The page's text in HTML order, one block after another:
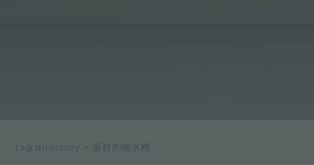
tag directory > 最好的钢水槽